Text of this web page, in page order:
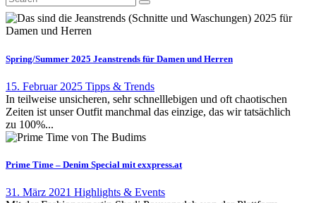
Spring/Summer 2025 Jeanstrends für Damen und Herren
15. Februar 2025 Tipps & Trends
In teilweise unsicheren, sehr schnelllebigen und oft chaotischen
Zeiten ist unser Outfit manchmal das einzige, das wir tatsächlich
zu 100%...
Prime Time – Denim Special mit exxpress.at
31. März 2021 Highlights & Events